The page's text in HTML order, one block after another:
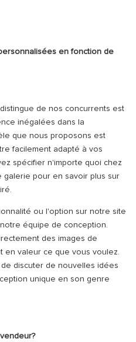
en fonction de
de nos concurrents est
inégalées dans la
que nous proposons est
facilement adapté à vos
spécifier n'importe quoi chez
pour en savoir plus sur
ou l'option sur notre site
équipe de conception.
des images de
en valeur ce que vous voulez.
discuter de nouvelles idées
unique en son genre